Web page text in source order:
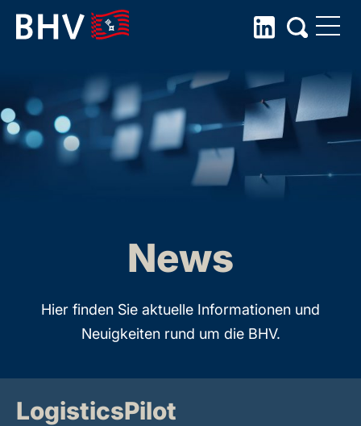
the
content
News
Hier finden Sie aktuelle Informationen und
Neuigkeiten rund um die BHV.
LogisticsPilot